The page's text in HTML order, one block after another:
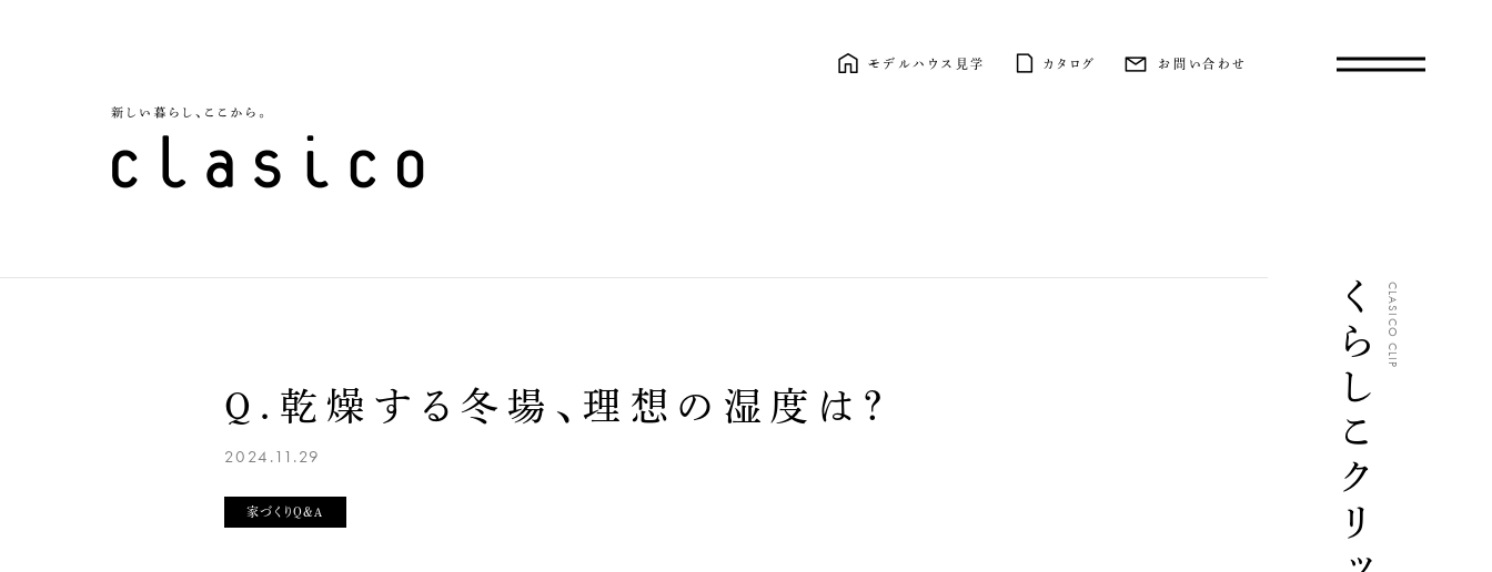
モデルハウス見学 カタログ お問い合わせ
くらしこクリップCLASICO CLIP
Q.乾燥する冬場、理想の湿度は？
2024.11.29
家づくりQ&A